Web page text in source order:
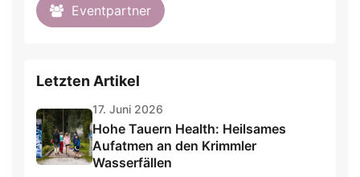
Eventpartner
Letzten Artikel
17. Juni 2026
Hohe Tauern Health: Heilsames
Aufatmen an den Krimmler
Wasserfällen